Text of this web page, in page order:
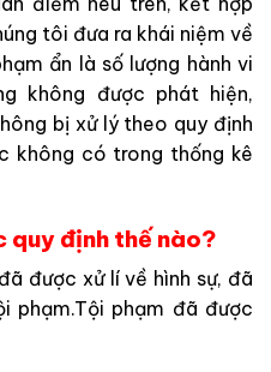
tôi đưa ra khái niệm về
ẩn là số lượng hành vi
không được phát hiện,
bị xử lý theo quy định
không có trong thống kê
quy định thế nào?
được xử lí về hình sự, đã
phạm.Tội phạm đã được